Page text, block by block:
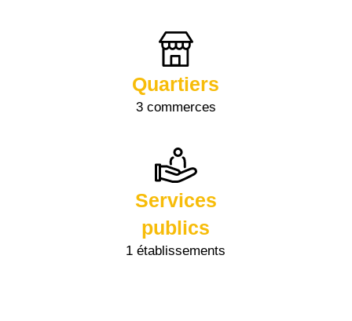
Quartiers
3 commerces
Services
publics
1 établissements